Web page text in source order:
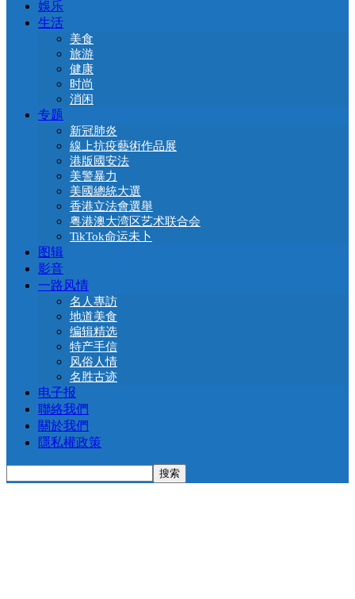
娛乐
生活
美食
旅游
健康
时尚
消闲
专题
新冠肺炎
線上抗疫藝術作品展
港版國安法
美警暴力
美國總統大選
香港立法會選舉
粤港澳大湾区艺术联合会
TikTok命运未卜
图辑
影音
一路风情
名人專訪
地道美食
编辑精选
特产手信
风俗人情
名胜古迹
电子报
聯絡我們
關於我們
隱私權政策